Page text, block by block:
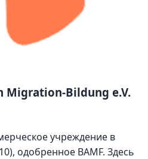
Bildung e.V.
учреждение в
одобренное BAMF. Здесь